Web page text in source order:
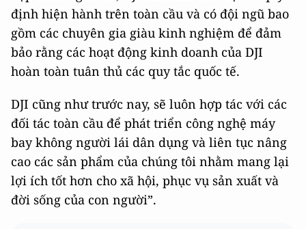
định hiện hành trên toàn cầu và có đội ngũ bao
gồm các chuyên gia giàu kinh nghiệm để đảm
bảo rằng các hoạt động kinh doanh của DJI
hoàn toàn tuân thủ các quy tắc quốc tế.
DJI cũng như trước nay, sẽ luôn hợp tác với các
đối tác toàn cầu để phát triển công nghệ máy
bay không người lái dân dụng và liên tục nâng
cao các sản phẩm của chúng tôi nhằm mang lại
lợi ích tốt hơn cho xã hội, phục vụ sản xuất và
đời sống của con người”.